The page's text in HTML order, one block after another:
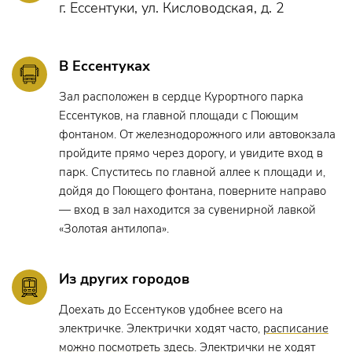
предложение вновь поработать с друзьями в любом
меня «Ты где-то рядом...» стал вызовом. Во многих
постановках я пою и танцую, но чтобы скинуть столько
лет, почувствовать себя юной и оторваться на все сто под
рок-н-ролл, на это надо было решиться! И я безумно
счастлива, что у меня появилась такая возможность, да
еще и в такой компании. Но в то же время мне важно было
показать не карикатурный образ, а передать весь спектр
чувств уже не молодой героини, сердце которой
одновременно открыто любви и закрыто от окружающих.
Я хотела бы, чтобы женщины, особенно в нашей стране,
катушку, если так хочется».
Владимир Большов был уверен, что между Ивановой и
Добронравовым на сцене вспыхнет та самая искра,
которая позволит зрителям поверить и сопереживать
г. Ессентуки, ул. Кисловодская, д. 2
В Ессентуках
Зал расположен в сердце Курортного парка
Ессентуков, на главной площади с Поющим
фонтаном. От железнодорожного или автовокзала
пройдите прямо через дорогу, и увидите вход в
парк. Спуститесь по главной аллее к площади и,
дойдя до Поющего фонтана, поверните направо
— вход в зал находится за сувенирной лавкой
«Золотая антилопа».
Из других городов
Доехать до Ессентуков удобнее всего на
электричке. Электрички ходят часто, расписание
можно посмотреть здесь. Электрички не ходят